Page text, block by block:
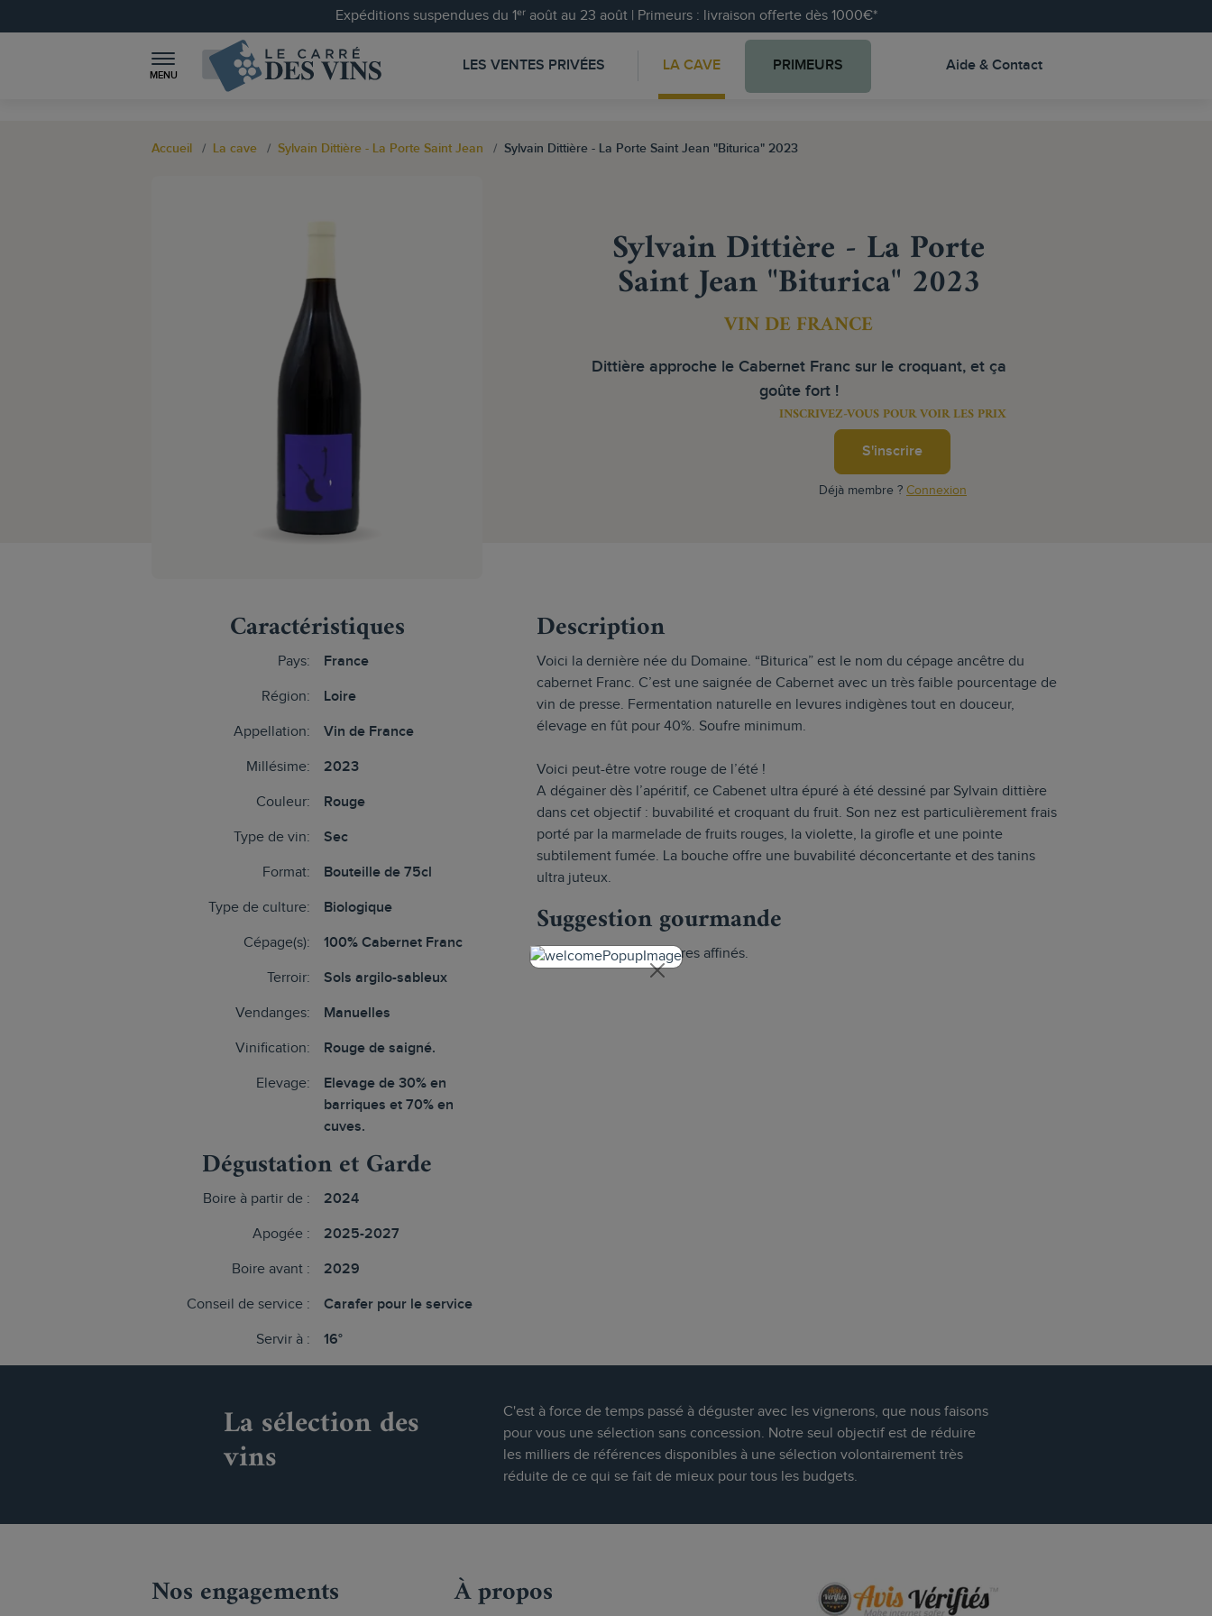
Expéditions suspendues du 1ᵉʳ août au 23 août | Primeurs : livraison offerte dès 1000€*
MENU
LES VENTES PRIVÉES LA CAVE PRIMEURS Aide & Contact
Accueil La cave Sylvain Dittière - La Porte Saint Jean Sylvain Dittière - La Porte Saint Jean "Biturica" 2023
Sylvain Dittière - La Porte
Saint Jean "Biturica" 2023
VIN DE FRANCE
Dittière approche le Cabernet Franc sur le croquant, et ça
goûte fort !
INSCRIVEZ-VOUS POUR VOIR LES PRIX
S'inscrire
Déjà membre ? Connexion
Caractéristiques
Pays: France
Région: Loire
Appellation: Vin de France
Millésime: 2023
Couleur: Rouge
Type de vin: Sec
Format: Bouteille de 75cl
Type de culture: Biologique
Cépage(s): 100% Cabernet Franc
Terroir: Sols argilo-sableux
Vendanges: Manuelles
Vinification: Rouge de saigné.
Elevage:
Elevage de 30% en
barriques et 70% en
cuves.
Dégustation et Garde
Boire à partir de : 2024
Apogée : 2025-2027
Boire avant : 2029
Conseil de service : Carafer pour le service
Servir à : 16°
Description
Voici la dernière née du Domaine. “Biturica” est le nom du cépage ancêtre du
cabernet Franc. C’est une saignée de Cabernet avec un très faible pourcentage de
vin de presse. Fermentation naturelle en levures indigènes tout en douceur,
élevage en fût pour 40%. Soufre minimum.
Voici peut-être votre rouge de l’été !
A dégainer dès l’apéritif, ce Cabenet ultra épuré à été dessiné par Sylvain dittière
dans cet objectif : buvabilité et croquant du fruit. Son nez est particulièrement frais
porté par la marmelade de fruits rouges, la violette, la girofle et une pointe
subtilement fumée. La bouche offre une buvabilité déconcertante et des tanins
ultra juteux.
Suggestion gourmande
Rillons d’Anjou et chèvres affinés.
La sélection des
vins
C'est à force de temps passé à déguster avec les vignerons, que nous faisons
pour vous une sélection sans concession. Notre seul objectif est de réduire
les milliers de références disponibles à une sélection volontairement très
réduite de ce qui se fait de mieux pour tous les budgets.
Nos engagements À propos